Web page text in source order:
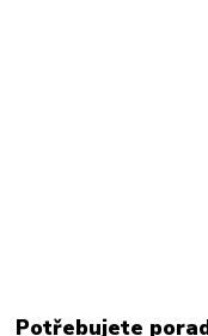
Potřebujete